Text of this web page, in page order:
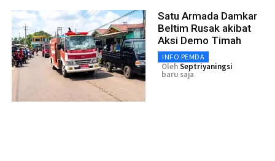
Satu Armada Damkar
Beltim Rusak akibat
Aksi Demo Timah
INFO PEMDA
OlehSeptriyaningsi
baru saja